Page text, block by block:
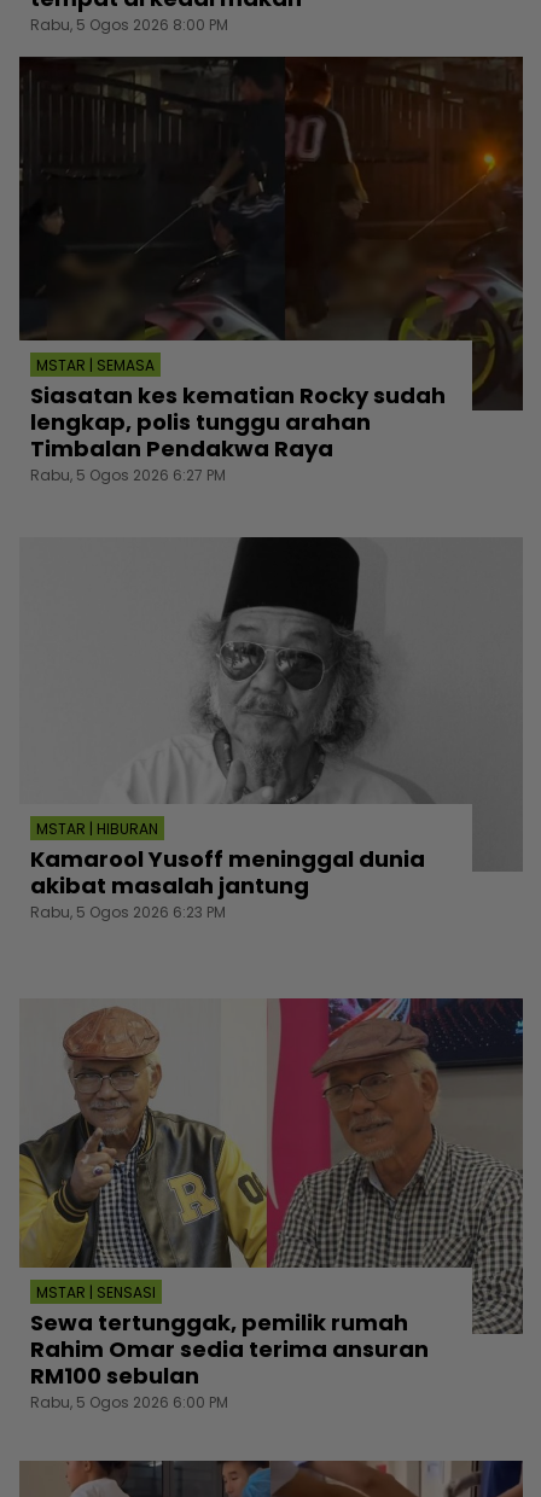
Rabu, 5 Ogos 2026 8:00 PM
MSTAR | SEMASA
Siasatan kes kematian Rocky sudah
lengkap, polis tunggu arahan
Timbalan Pendakwa Raya
Rabu, 5 Ogos 2026 6:27 PM
MSTAR | HIBURAN
Kamarool Yusoff meninggal dunia
akibat masalah jantung
Rabu, 5 Ogos 2026 6:23 PM
MSTAR | SENSASI
Sewa tertunggak, pemilik rumah
Rahim Omar sedia terima ansuran
RM100 sebulan
Rabu, 5 Ogos 2026 6:00 PM